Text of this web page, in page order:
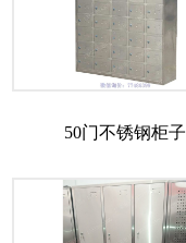
50门不锈钢柜子